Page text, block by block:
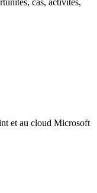
et au cloud Microsoft